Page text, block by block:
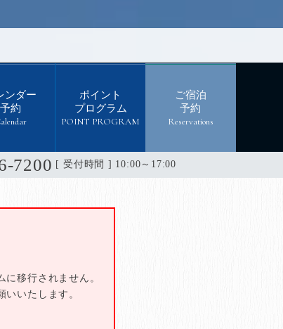
ンダー
予約
ポイント
プログラム
POINT PROGRAM
ご宿泊
予約
Reservations
7200 [ 受付時間 ] 10:00～17:00
に移行されません。
いたします。